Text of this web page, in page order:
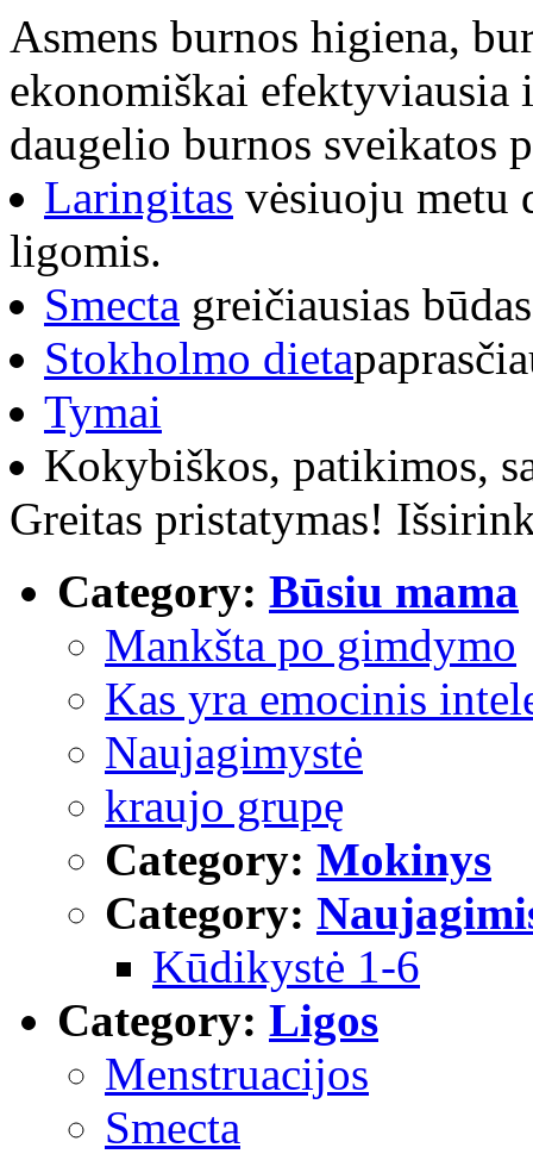
Asmens burnos higiena,
ekonomiškai
daugelio burnos sveikatos
Laringitas vėsiuoju metu
ligomis.
Smecta greičiausias
Stokholmo dieta
Tymai
Kokybiškos, patikimos,
Greitas pristatymas!
Category: Būsiu mama
Mankšta po gimdymo
Kas yra emocinis
Naujagimystė
kraujo grupę
Category: Mokinys
Category:
Kūdikystė 1-6
Category: Ligos
Menstruacijos
Smecta